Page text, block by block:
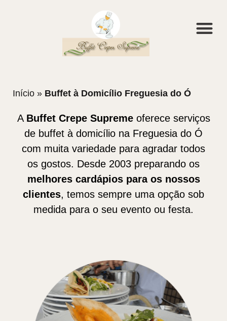
Início » Buffet à Domicílio Freguesia do Ó
A Buffet Crepe Supremeoferece serviços
de buffet à domicílio na Freguesia do Ó
com muita variedade para agradar todos
os gostos. Desde 2003 preparando os
melhores cardápios para os nossos
clientes, temos sempre uma opção sob
medida para o seu evento ou festa.